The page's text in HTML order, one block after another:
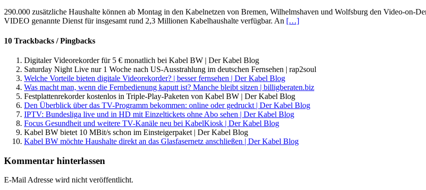
290.000 zusätzliche Haushalte können ab Montag in den Kabelnetzen von Bremen, Wilhelmshaven und Wolfsburg den Video-on-
VIDEO genannte Dienst für insgesamt rund 2,3 Millionen Kabelhaushalte verfügbar. An […]
10 Trackbacks / Pingbacks
Digitaler Videorekorder für 5 € monatlich bei Kabel BW | Der Kabel Blog
Saturday Night Live nur 1 Woche nach US-Ausstrahlung im deutschen Fernsehen | rap2soul
Welche Vorteile bieten digitale Videorekorder? | besser fernsehen | Der Kabel Blog
Was macht man, wenn die Fernbedienung kaputt ist? Manche bleibt sitzen | billigberaten.biz
Festplattenrekorder kostenlos in Triple-Play-Paketen von Kabel BW | Der Kabel Blog
Den Überblick über das TV-Programm bekommen: online oder gedruckt | Der Kabel Blog
IPTV: Bundesliga live und in HD mit Einzeltickets ohne Abo sehen | Der Kabel Blog
Focus Gesundheit und weitere TV-Kanäle neu bei KabelKiosk | Der Kabel Blog
Kabel BW bietet 10 MBit/s schon im Einsteigerpaket | Der Kabel Blog
Kabel BW möchte Haushalte direkt an das Glasfasernetz anschließen | Der Kabel Blog
Kommentar hinterlassen
E-Mail Adresse wird nicht veröffentlicht.